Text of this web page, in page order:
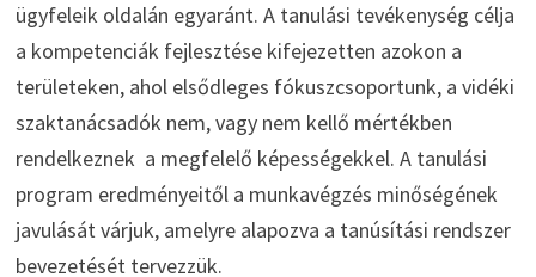
ügyfeleik oldalán egyaránt. A tanulási tevékenység célja
a kompetenciák fejlesztése kifejezetten azokon a
területeken, ahol elsődleges fókuszcsoportunk, a vidéki
szaktanácsadók nem, vagy nem kellő mértékben
rendelkeznek a megfelelő képességekkel. A tanulási
program eredményeitől a munkavégzés minőségének
javulását várjuk, amelyre alapozva a tanúsítási rendszer
bevezetését tervezzük.